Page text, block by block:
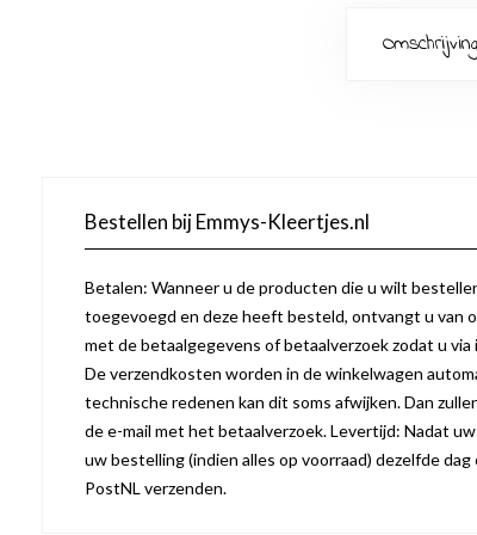
Omschrijving
Bestellen bij Emmys-Kleertjes.nl
Betalen: Wanneer u de producten die u wilt
toegevoegd en deze heeft besteld, ontvangt u van
met de betaalgegevens of betaalverzoek zodat u
De verzendkosten worden in de winkelwagen
technische redenen kan dit soms afwijken. Dan
de e-mail met het betaalverzoek. Levertijd: Nadat
uw bestelling (indien alles op voorraad) dezelfde
PostNL verzenden.